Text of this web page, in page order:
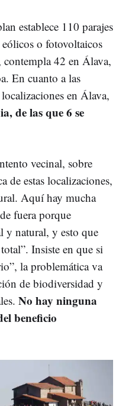
establece 110 parajes
eólicos o fotovoltaicos
42 en Álava,
En cuanto a las
en Álava,
de las que 6 se
vecinal, sobre
de estas localizaciones,
Aquí hay mucha
fuera porque
y natural, y esto que
Insiste en que si
la problemática va
de biodiversidad y
No hay ninguna
beneficio